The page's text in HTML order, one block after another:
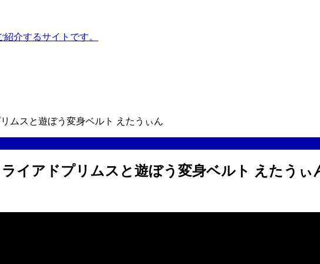
介するサイトです。
ムスと遊ぼう変身ベルト えたうぃん
イアドプリムスと遊ぼう変身ベルト えたうぃ